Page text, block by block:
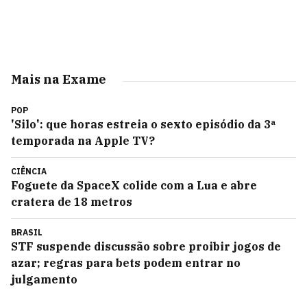
Mais na Exame
POP
'Silo': que horas estreia o sexto episódio da 3ª
temporada na Apple TV?
CIÊNCIA
Foguete da SpaceX colide com a Lua e abre
cratera de 18 metros
BRASIL
STF suspende discussão sobre proibir jogos de
azar; regras para bets podem entrar no
julgamento